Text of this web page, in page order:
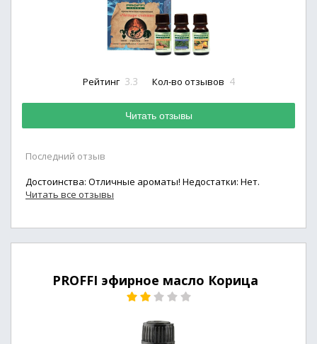
Рейтинг 3.3 Кол-во отзывов 4
Читать отзывы
Последний отзыв
Достоинства: Отличные ароматы! Недостатки: Нет.
Читать все отзывы
PROFFI эфирное масло Корица